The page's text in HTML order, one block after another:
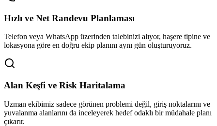
Hızlı ve Net Randevu Planlaması
Telefon veya WhatsApp üzerinden talebinizi alıyor, haşere tipine ve
lokasyona göre en doğru ekip planını aynı gün oluşturuyoruz.
Alan Keşfi ve Risk Haritalama
Uzman ekibimiz sadece görünen problemi değil, giriş noktalarını ve
yuvalanma alanlarını da inceleyerek hedef odaklı bir müdahale planı
çıkarır.